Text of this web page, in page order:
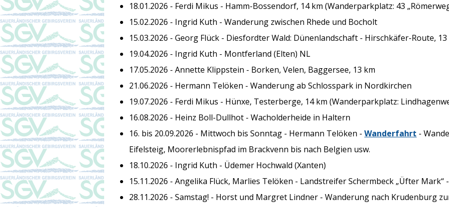
18.01.2026 - Ferdi Mikus - Hamm-Bossendorf, 14 km(Wanderparkplatz: 43
15.02.2026 - Ingrid Kuth -Wanderung zwischen Rhede und Bocholt
15.03.2026 - Georg Flück - Diesfordter Wald: Dünenlandschaft - Hirschkäfer-Route, 13
19.04.2026 - Ingrid Kuth - Montferland (Elten) NL
17.05.2026 -Annette Klippstein - Borken, Velen, Baggersee, 13 km
21.06.2026 - Hermann Telöken -Wanderung ab Schlosspark in Nordkirchen
19.07.2026 - Ferdi Mikus - Hünxe, Testerberge, 14 km(Wanderparkplatz:
16.08.2026 - Heinz Boll-Dullhot -Wacholderheide in Haltern
16. bis 20.09.2026 - Mittwoch bis Sonntag - Hermann Telöken -Wanderfahrt -
Eifelsteig, Moorerlebnispfad im Brackvenn bis nach Belgien usw.
18.10.2026 - Ingrid Kuth - Üdemer Hochwald (Xanten)
15.11.2026 -Angelika Flück, Marlies Telöken - Landstreifer Schermbeck „Üfter Mark“ -
28.11.2026 -Samstag! - Horst und Margret Lindner -Wanderung nach Krudenburg